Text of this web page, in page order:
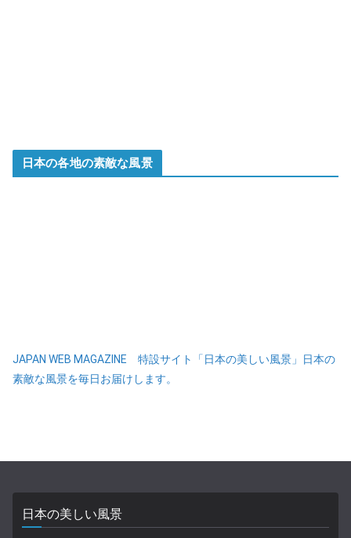
日本の各地の素敵な風景
JAPAN WEB MAGAZINE 特設サイト「日本の美しい風景」日本の
素敵な風景を毎日お届けします。
日本の美しい風景